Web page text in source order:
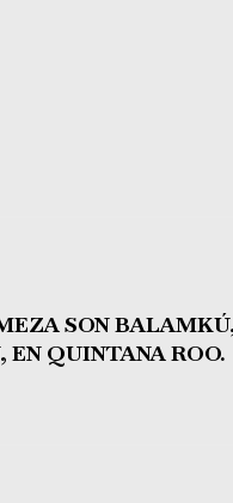
SON
EN QUINTANA ROO.